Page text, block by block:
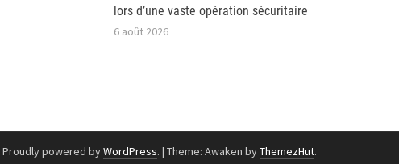
lors d’une vaste opération sécuritaire
6 août 2026
Proudly powered byWordPress. | Theme: Awaken byThemezHut.